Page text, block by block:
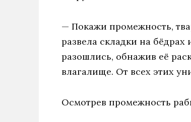
— Покажи промежность,
развела складки на
разошлись, обнажив её
влагалище. От всех этих
Осмотрев промежность